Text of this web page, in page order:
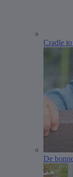
Cradle
De